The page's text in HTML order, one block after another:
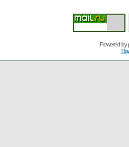
Powered by